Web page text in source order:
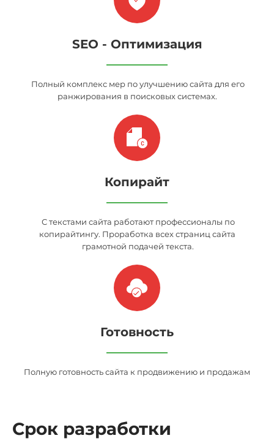
SEO - Оптимизация
Полный комплекс мер по улучшению сайта для его
ранжирования в поисковых системах.
Копирайт
С текстами сайта работают профессионалы по
копирайтингу. Проработка всех страниц сайта
грамотной подачей текста.
Готовность
Полную готовность сайта к продвижению и продажам
Срок разработки